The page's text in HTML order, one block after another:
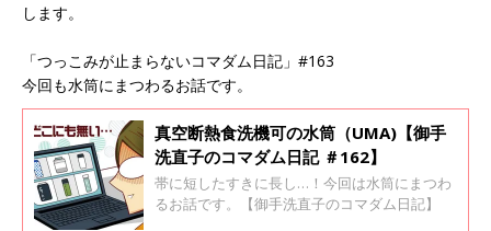
します。
「つっこみが止まらないコマダム日記」#163
今回も水筒にまつわるお話です。
真空断熱食洗機可の水筒（UMA)【御手
洗直子のコマダム日記 ＃162】
帯に短したすきに長し…！今回は水筒にまつわ
るお話です。【御手洗直子のコマダム日記】